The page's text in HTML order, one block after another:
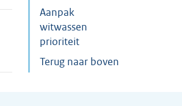
Aanpak
witwassen
prioriteit
Terug naar boven